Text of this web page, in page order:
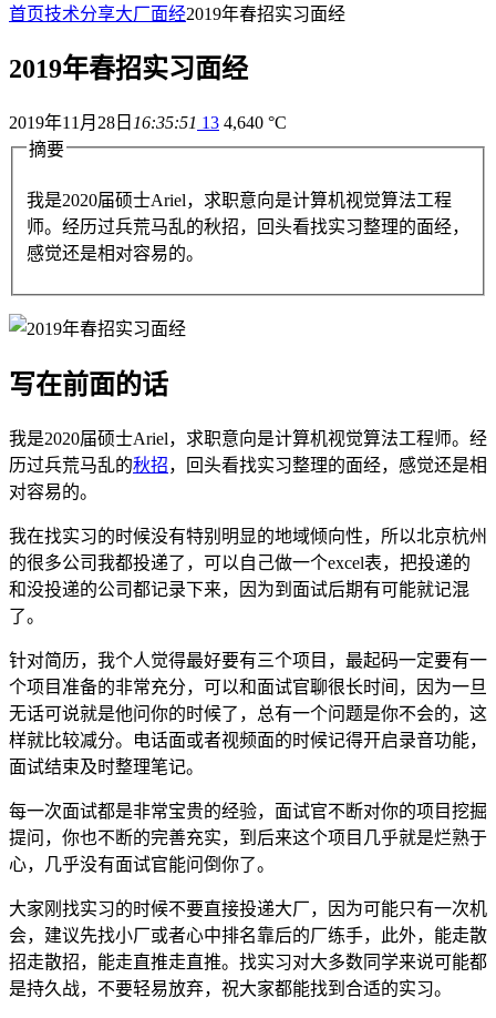
首页技术分享大厂面经2019年春招实习面经
2019年春招实习面经
2019年11月28日 16:35:51 13 4,640 °C
摘要
我是2020届硕士Ariel，求职意向是计算机视觉算法工程
师。经历过兵荒马乱的秋招，回头看找实习整理的面经，
感觉还是相对容易的。
写在前面的话
我是2020届硕士Ariel，求职意向是计算机视觉算法工程师。经
历过兵荒马乱的秋招，回头看找实习整理的面经，感觉还是相
对容易的。
我在找实习的时候没有特别明显的地域倾向性，所以北京杭州
的很多公司我都投递了，可以自己做一个excel表，把投递的
和没投递的公司都记录下来，因为到面试后期有可能就记混
了。
针对简历，我个人觉得最好要有三个项目，最起码一定要有一
个项目准备的非常充分，可以和面试官聊很长时间，因为一旦
无话可说就是他问你的时候了，总有一个问题是你不会的，这
样就比较减分。电话面或者视频面的时候记得开启录音功能，
面试结束及时整理笔记。
每一次面试都是非常宝贵的经验，面试官不断对你的项目挖掘
提问，你也不断的完善充实，到后来这个项目几乎就是烂熟于
心，几乎没有面试官能问倒你了。
大家刚找实习的时候不要直接投递大厂，因为可能只有一次机
会，建议先找小厂或者心中排名靠后的厂练手，此外，能走散
招走散招，能走直推走直推。找实习对大多数同学来说可能都
是持久战，不要轻易放弃，祝大家都能找到合适的实习。